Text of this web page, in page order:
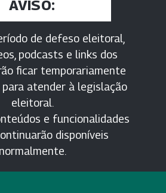
AVISO:
de defeso eleitoral,
podcasts e links dos
ficar temporariamente
para atender à legislação
eleitoral.
e funcionalidades
disponíveis
normalmente.